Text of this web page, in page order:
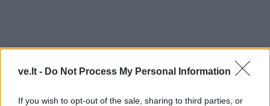
ve.lt - Do Not Process My Personal Information
If you wish to opt-out of the sale, sharing to third parties, or